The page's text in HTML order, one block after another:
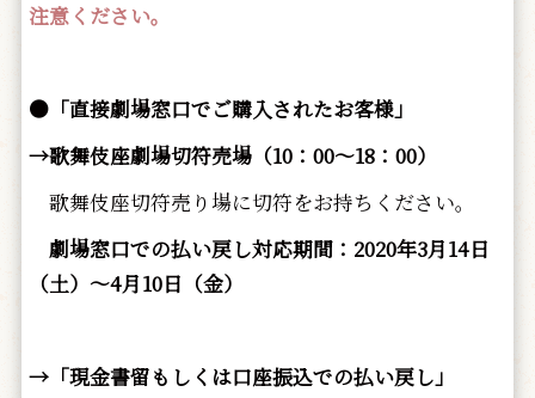
注意ください。
●「直接劇場窓口でご購入されたお客様」
→歌舞伎座劇場切符売場（10：00～18：00）
歌舞伎座切符売り場に切符をお持ちください。
劇場窓口での払い戻し対応期間：2020年3月14日
（土）～4月10日（金）
→「現金書留もしくは口座振込での払い戻し」